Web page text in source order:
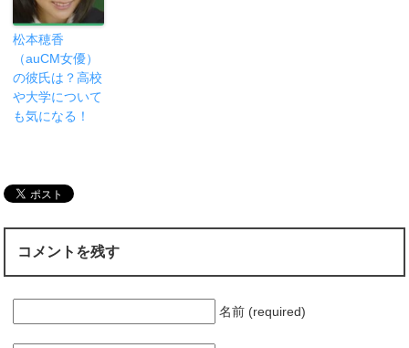
松本穂香
（auCM女優）
の彼氏は？高校
や大学について
も気になる！
コメントを残す
名前 (required)